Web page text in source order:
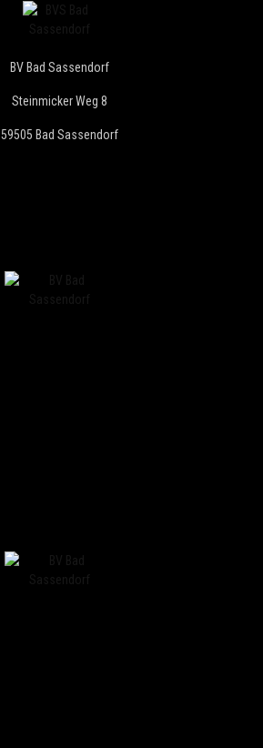
BV Bad Sassendorf
Steinmicker Weg 8
59505 Bad Sassendorf